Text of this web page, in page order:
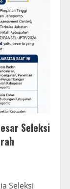
Seleksi
Seleksi